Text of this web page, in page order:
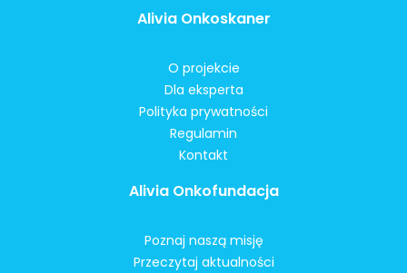
Alivia Onkoskaner
O projekcie
Dla eksperta
Polityka prywatności
Regulamin
Kontakt
Alivia Onkofundacja
Poznaj naszą misję
Przeczytaj aktualności